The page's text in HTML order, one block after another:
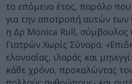
το επόμενο έτος, παρόλο
για την αποτροπή αυτών των
η Δρ Monica Rull, σύμβουλος
Γιατρών Χωρίς Σύνορα.
ελονοσίας, ιλαράς και
κάθε χρόνο, προκαλώντας